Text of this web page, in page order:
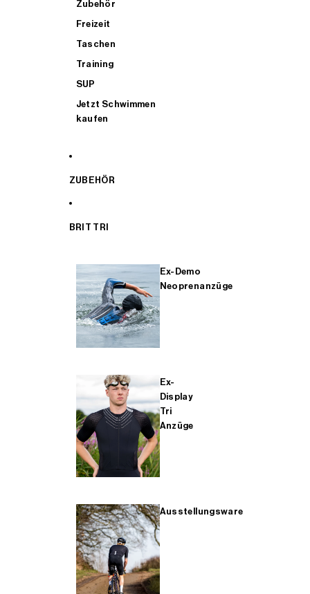
Zubehör
Freizeit
Taschen
Training
SUP
Jetzt Schwimmen
kaufen
ZUBEHÖR
BRIT TRI
Ex-Demo
Neoprenanzüge
Ex-
Display
Tri
Anzüge
Ausstellungsware